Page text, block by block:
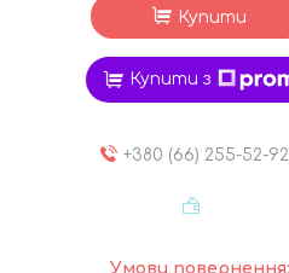
Купити
Купити з
+380 (66) 255-52-92